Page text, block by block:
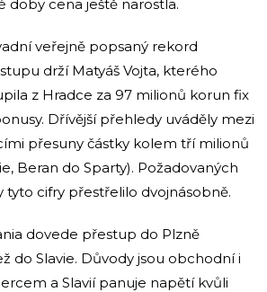
doby cena ještě narostla.
veřejně popsaný rekord
drží Matyáš Vojta, kterého
z Hradce za 97 milionů korun fix
Dřívější přehledy uváděly mezi
přesuny částky kolem tří milionů
Beran do Sparty). Požadovaných
tyto cifry přestřelilo dvojnásobně.
dovede přestup do Plzně
do Slavie. Důvody jsou obchodní i
a Slavií panuje napětí kvůli